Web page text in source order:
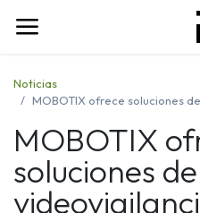
Noticias
MOBOTIX ofrece soluciones de
MOBOTIX
soluciones de